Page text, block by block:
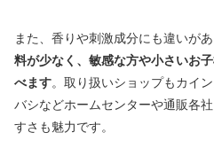
また、香りや刺激成分にも違いがあ
料が少なく、敏感な方や小さいお
べます。取り扱いショップもカイ
バシなどホームセンターや通販各
すさも魅力です。